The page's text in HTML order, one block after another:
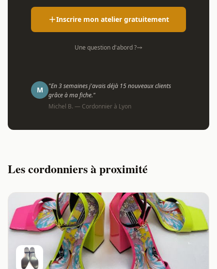
Inscrire mon atelier gratuitement
Une question d'abord ?
M
"En 3 semaines j'avais déjà 15 nouveaux clients
grâce à ma fiche."
Michel B. — Cordonnier à Lyon
Les cordonniers à proximité